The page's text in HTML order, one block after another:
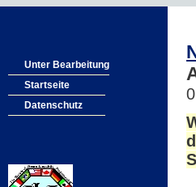
Unter Bearbeitung
Startseite
Datenschutz